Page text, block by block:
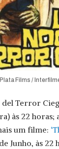
Films /
del Terror
às 22 horas;
um filme:
Junho, às 22